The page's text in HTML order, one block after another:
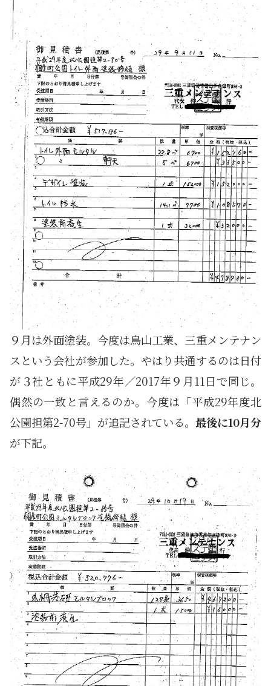
９月は外面塗装。今度は鳥山工業、三重メンテナン
スという会社が参加した。やはり共通するのは日付
が３社ともに平成29年／2017年９月11日で同じ。
偶然の一致と言えるのか。今度は「平成29年度北
公園担第2-70号」が追記されている。 最後に10月分
が下記。